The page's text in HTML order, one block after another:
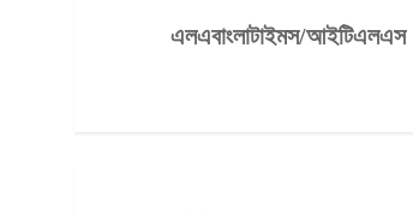
এলএবাংলাটাইমস/আইটিএলএস